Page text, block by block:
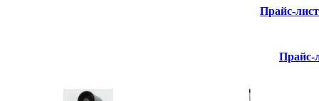
Прайс-
Прайс-